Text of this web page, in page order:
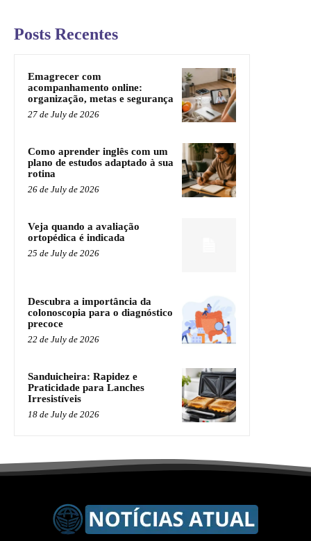
Posts Recentes
Emagrecer com
acompanhamento online:
organização, metas e segurança
27 de July de 2026
Como aprender inglês com um
plano de estudos adaptado à sua
rotina
26 de July de 2026
Veja quando a avaliação
ortopédica é indicada
25 de July de 2026
Descubra a importância da
colonoscopia para o diagnóstico
precoce
22 de July de 2026
Sanduicheira: Rapidez e
Praticidade para Lanches
Irresistíveis
18 de July de 2026